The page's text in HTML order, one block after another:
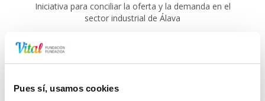
Pues sí, usamos cookies
Iniciativa para conciliar la oferta y la demanda en el
sector industrial de Álava